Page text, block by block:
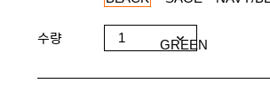
수량